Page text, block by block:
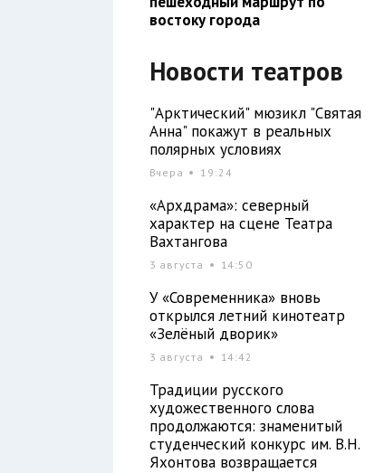
востоку города
Новости театров
"Арктический" мюзикл "Святая
Анна" покажут в реальных
полярных условиях
Вчера 19:24
«Архдрама»: северный
характер на сцене Театра
Вахтангова
3 августа 14:50
У «Современника» вновь
открылся летний кинотеатр
«Зелёный дворик»
3 августа 14:42
Традиции русского
художественного слова
продолжаются: знаменитый
студенческий конкурс им. В.Н.
Яхонтова возвращается